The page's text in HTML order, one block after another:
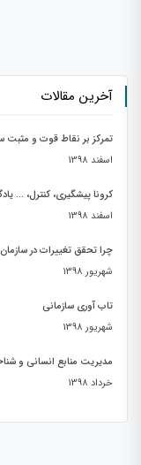
آخرین مقالات
تمرکز بر نقاط قوت و مثبت
اسفند 1398
کرونا پیشگیری، کنترل، …
اسفند 1398
چرا تحقق تغییرات در
شهریور 1398
تاب آوری سازمانی
شهریور 1398
مدیریت منابع انسانی و
خرداد 1398